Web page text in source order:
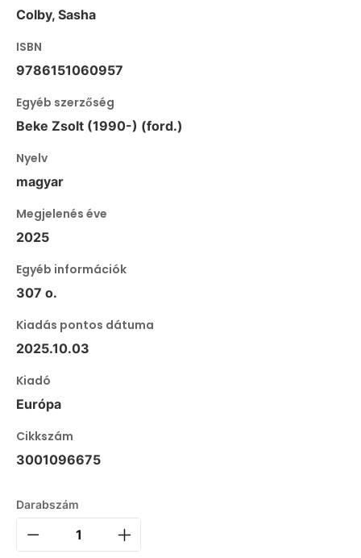
Colby, Sasha
ISBN
9786151060957
Egyéb szerzőség
Beke Zsolt (1990-) (ford.)
Nyelv
magyar
Megjelenés éve
2025
Egyéb információk
307 o.
Kiadás pontos dátuma
2025.10.03
Kiadó
Európa
Cikkszám
3001096675
Darabszám